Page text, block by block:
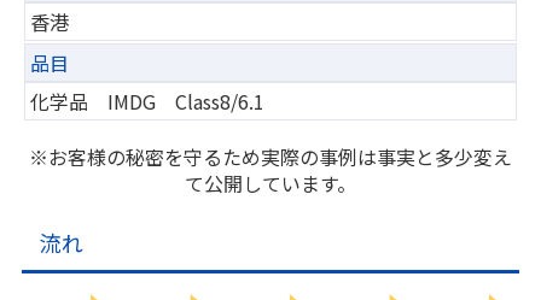
香港
品目
化学品 IMDG Class8/6.1
※お客様の秘密を守るため実際の事例は事実と多少変え
て公開しています。
流れ